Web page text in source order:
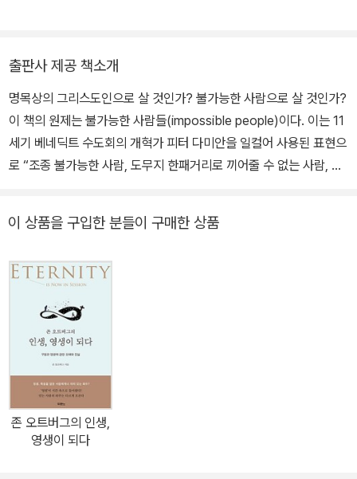
미국 정치와 도덕의 위기에 대한 통찰을 담은 다수의 책을 출판했다.
상 IVP), 『풀’스 톡』 『르네상스』 『회의하는 용기』(이상 복있는 사람),
『저항』(토기장이) 등이 있다.
출판사 제공 책소개
명목상의 그리스도인으로 살 것인가? 불가능한 사람으로 살 것인가?
이 책의 원제는 불가능한 사람들(impossible people)이다. 이는 11
세기 베네딕트 수도회의 개혁가 피터 다미안을 일컬어 사용된 표현으
로 “조종 불가능한 사람, 도무지 한패거리로 끼어줄 수 없는 사람, 뇌
단 한 명의 청중만을 의식하고 살았다고 전해진다. 우리 역시 신앙의
미안처럼 ‘불가능한 사람’으로 살아야 한다고 오스 기니스는 도전한
다. 그리스도인들은 세상 사람들과 다르게 살도록 부르심을 받았기
때문이다. 우리는 절대 이길 수 없는 하나님을 섬기며, 우리 역시 누구
에게도 지지 않는 하나님의 백성이 되어야 한다는 것이다. 저자는 이
책에서 오늘날 서구교회는 ‘그리스도’를 잃어가고 있다고 진단한다.
서구교회가 죽어가는 이유가 바로 여기에 있다는 것이다. 발전된 현
대성의 위력으로 복음은 점점 힘을 잃어가고 있고, 예수의 주(主)되
심은 배반을 당하고 있는데 이는 현대성(modernity)이 기독교 신앙
이 상품을 구입한 분들이 구매한 상품
존 오트버그의 인생,
영생이 되다